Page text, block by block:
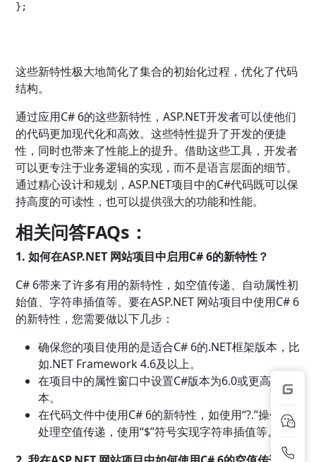
};
这些新特性极大地简化了集合的初始化过程，优化了代码
结构。
通过应用C# 6的这些新特性，ASP.NET开发者可以使他们
的代码更加现代化和高效。这些特性提升了开发的便捷
性，同时也带来了性能上的提升。借助这些工具，开发者
可以更专注于业务逻辑的实现，而不是语言层面的细节。
通过精心设计和规划，ASP.NET项目中的C#代码既可以保
持高度的可读性，也可以提供强大的功能和性能。
相关问答FAQs：
1. 如何在ASP.NET 网站项目中启用C# 6的新特性？
C# 6带来了许多有用的新特性，如空值传递、自动属性初
始值、字符串插值等。要在ASP.NET 网站项目中使用C# 6
的新特性，您需要做以下几步：
确保您的项目使用的是适合C# 6的.NET框架版本，比
如.NET Framework 4.6及以上。
在项目中的属性窗口中设置C#版本为6.0或更高版
本。
在代码文件中使用C# 6的新特性，如使用“?.”操作符
处理空值传递，使用“$”符号实现字符串插值等。